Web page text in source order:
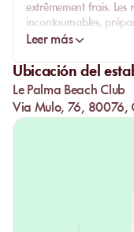
extrêmement frais. Les
incontournables,
première qualité.
chaleureux.
Le restaurant offre
avec des cocktails
accompagner
déjeuner léger ou un
du service ne
Leer más
Ubicación del
Le Palma Beach Club
Via Mulo, 76, 80076,